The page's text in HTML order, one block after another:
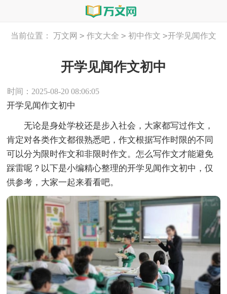
当前位置： 万文网 > 作文大全 > 初中作文 >开学见闻作文
开学见闻作文初中
时间：2025-08-20 08:06:05
开学见闻作文初中
无论是身处学校还是步入社会，大家都写过作文，
肯定对各类作文都很熟悉吧，作文根据写作时限的不同
可以分为限时作文和非限时作文。怎么写作文才能避免
踩雷呢？以下是小编精心整理的开学见闻作文初中，仅
供参考，大家一起来看看吧。